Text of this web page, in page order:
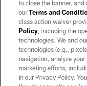
©2026 by the Las Vegas
may be reproduced without
to close the banner,
ourTerms and
class action waiver
Policy, including the
technologies. We and
technologies (e.g.,
navigation, analyze
marketing efforts,
in our Privacy Policy.